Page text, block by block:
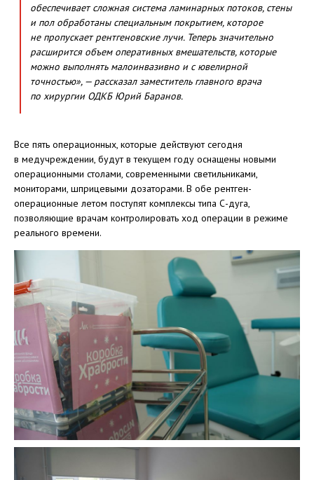
обеспечивает сложная система ламинарных потоков, стены
и пол обработаны специальным покрытием, которое
не пропускает рентгеновские лучи. Теперь значительно
расширится объем оперативных вмешательств, которые
можно выполнять малоинвазивно и с ювелирной
точностью», — рассказал заместитель главного врача
по хирургии ОДКБ Юрий Баранов.
Все пять операционных, которые действуют сегодня
в медучреждении, будут в текущем году оснащены новыми
операционными столами, современными светильниками,
мониторами, шприцевыми дозаторами. В обе рентген-
операционные летом поступят комплексы типа С-дуга,
позволяющие врачам контролировать ход операции в режиме
реального времени.